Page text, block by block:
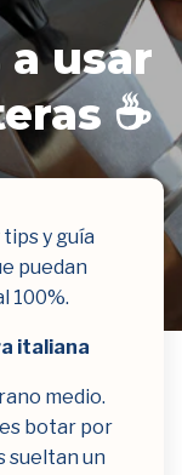
usar
☕
y guía
puedan
100%.
italiana
medio.
botar por
sueltan un